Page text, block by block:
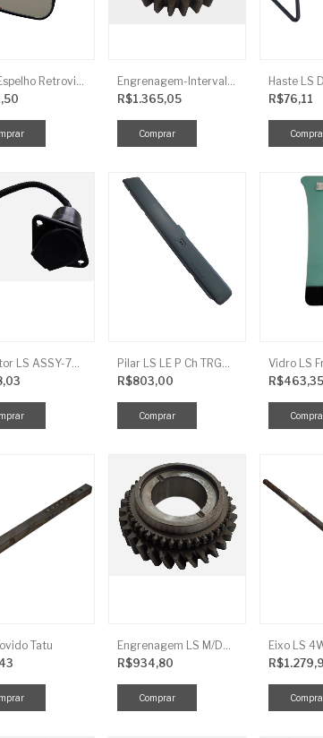
CJ LS Espelho Retrovisor
Engrenagem-Intervalo Contador Direção-TR
R$1.365,05
R$76,11
Conector LS ASSY-7P(ASAE) TRG730FCI
Pilar LS LE P Ch TRG864FCI
R$803,00
R$463,35
Tatu
Engrenagem LS M/DRV 3ª TRG 281
R$934,80